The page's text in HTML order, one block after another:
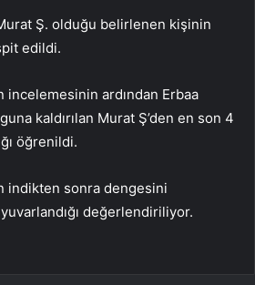
Ş. olduğu belirlenen kişinin
edildi.
incelemesinin ardından Erbaa
kaldırılan Murat Ş’den en son 4
öğrenildi.
indikten sonra dengesini
değerlendiriliyor.